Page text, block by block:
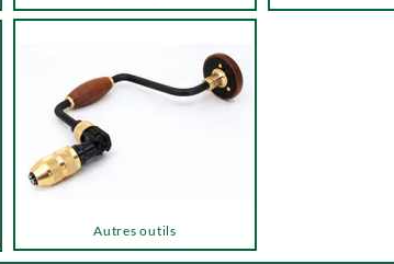
Autres outils